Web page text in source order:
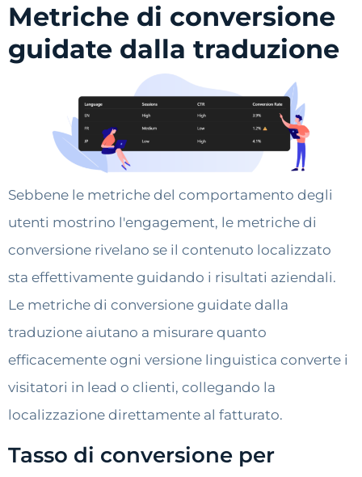
Metriche di conversione
guidate dalla traduzione
Sebbene le metriche del comportamento degli
utenti mostrino l'engagement, le metriche di
conversione rivelano se il contenuto localizzato
sta effettivamente guidando i risultati aziendali.
Le metriche di conversione guidate dalla
traduzione aiutano a misurare quanto
efficacemente ogni versione linguistica converte i
visitatori in lead o clienti, collegando la
localizzazione direttamente al fatturato.
Tasso di conversione per